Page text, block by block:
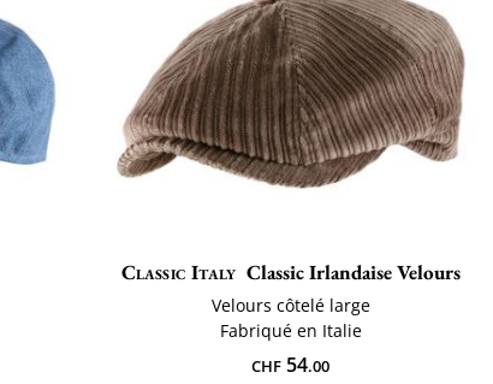
Classic Italy Classic Irlandaise Velours
Velours côtelé large
Fabriqué en Italie
CHF 54.00